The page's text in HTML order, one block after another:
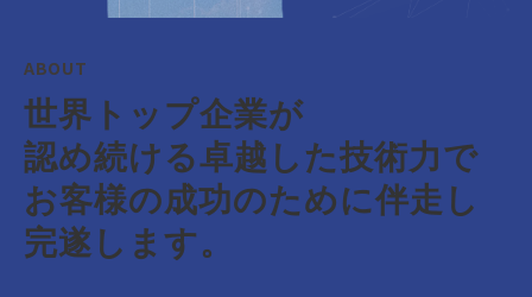
ABOUT
世界トップ企業が
認め続ける卓越した技術力で
お客様の成功のために伴走し
完遂します。